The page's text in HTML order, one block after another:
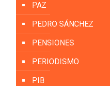
PAZ
PEDRO SÁNCHEZ
PENSIONES
PERIODISMO
PIB